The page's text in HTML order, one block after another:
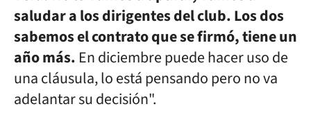
saludar a los dirigentes del club. Los dos
sabemos el contrato que se firmó, tiene un
año más. En diciembre puede hacer uso de
una cláusula, lo está pensando pero no va
adelantar su decisión".